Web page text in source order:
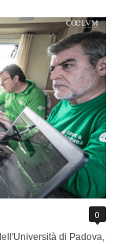
0
di Padova,